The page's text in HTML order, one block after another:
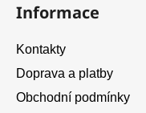
Informace
Kontakty
Doprava a platby
Obchodní podmínky